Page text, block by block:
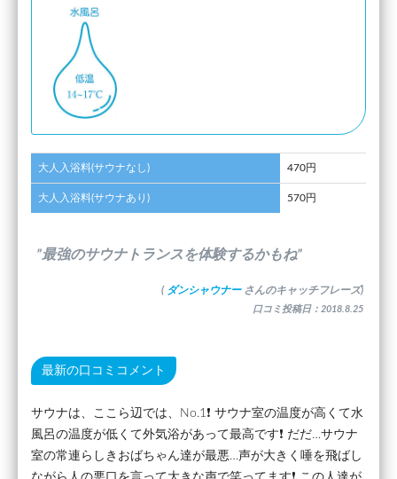
大人入浴料(サウナなし) 470円
大人入浴料(サウナあり) 570円
”最強のサウナトランスを体験するかもね”
( ダンシャウナー さんのキャッチフレーズ)
口コミ投稿日：2018.8.25
最新の口コミコメント
サウナは、ここら辺では、No.1❗️ サウナ室の温度が高くて水
風呂の温度が低くて外気浴があって最高です❗️ だだ…サウナ
室の常連らしきおばちゃん達が最悪…声が大きく唾を飛ばし